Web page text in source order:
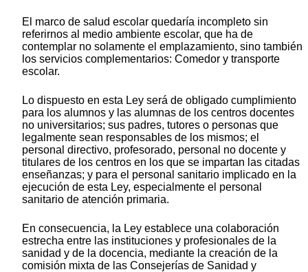
El marco de salud escolar quedaría incompleto sin
referirnos al medio ambiente escolar, que ha de
contemplar no solamente el emplazamiento, sino también
los servicios complementarios: Comedor y transporte
escolar.
Lo dispuesto en esta Ley será de obligado cumplimiento
para los alumnos y las alumnas de los centros docentes
no universitarios; sus padres, tutores o personas que
legalmente sean responsables de los mismos; el
personal directivo, profesorado, personal no docente y
titulares de los centros en los que se impartan las citadas
enseñanzas; y para el personal sanitario implicado en la
ejecución de esta Ley, especialmente el personal
sanitario de atención primaria.
En consecuencia, la Ley establece una colaboración
estrecha entre las instituciones y profesionales de la
sanidad y de la docencia, mediante la creación de la
comisión mixta de las Consejerías de Sanidad y